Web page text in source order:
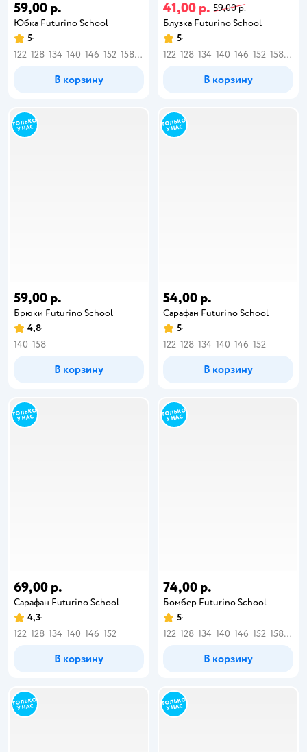
59,00 р.
Юбка Futurino School
5
122 128 134 140 146 152 158 164
В корзину
41,00 р. 59,00 р.
Блузка Futurino School
5
122 128 134 140 146 152 158 164
В корзину
59,00 р.
Брюки Futurino School
4,8
140 158
В корзину
54,00 р.
Сарафан Futurino School
5
122 128 134 140 146 152
В корзину
69,00 р.
Сарафан Futurino School
4,3
122 128 134 140 146 152
В корзину
74,00 р.
Бомбер Futurino School
5
122 128 134 140 146 152 158 164
В корзину